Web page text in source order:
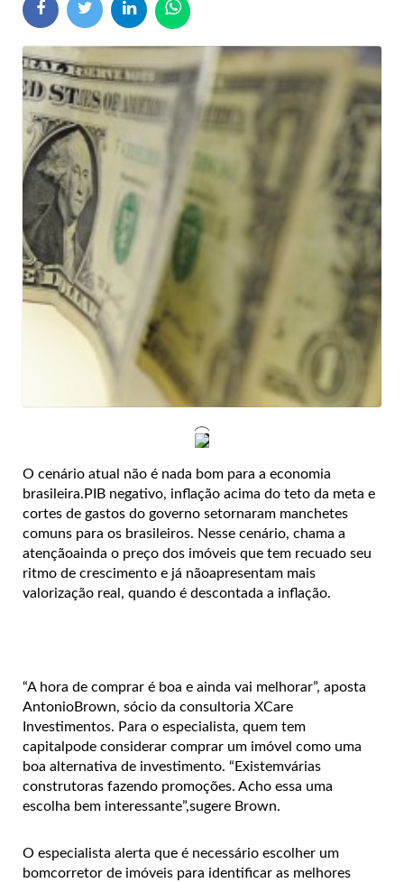
O cenário atual não é nada bom para a economia
brasileira.PIB negativo, inflação acima do teto da meta e
cortes de gastos do governo setornaram manchetes
comuns para os brasileiros. Nesse cenário, chama a
atençãoainda o preço dos imóveis que tem recuado seu
ritmo de crescimento e já nãoapresentam mais
valorização real, quando é descontada a inflação.
“A hora de comprar é boa e ainda vai melhorar”, aposta
AntonioBrown, sócio da consultoria XCare
Investimentos. Para o especialista, quem tem
capitalpode considerar comprar um imóvel como uma
boa alternativa de investimento. “Existemvárias
construtoras fazendo promoções. Acho essa uma
escolha bem interessante”,sugere Brown.
O especialista alerta que é necessário escolher um
bomcorretor de imóveis para identificar as melhores